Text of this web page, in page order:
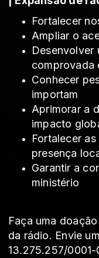
Fortalecer
Ampliar o
Desenvolver
comprovada
Conhecer
importam
Aprimorar a
impacto
Fortalecer
presença
Garantir a
ministério
Faça uma
da rádio. Envie
13.275.257/